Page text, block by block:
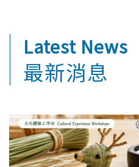
Latest News
最新消息